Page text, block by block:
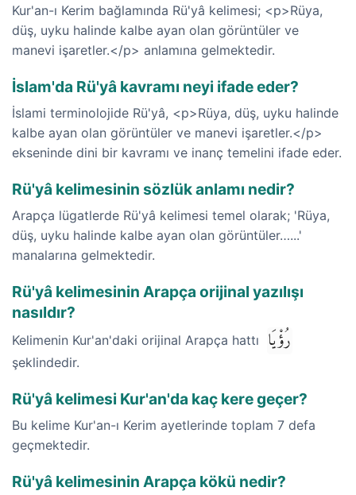
Kur'an-ı Kerim bağlamında Rü'yâ kelimesi; <p>Rüya,
düş, uyku halinde kalbe ayan olan görüntüler ve
manevi işaretler.</p> anlamına gelmektedir.
İslam'da Rü'yâ kavramı neyi ifade eder?
İslami terminolojide Rü'yâ, <p>Rüya, düş, uyku halinde
kalbe ayan olan görüntüler ve manevi işaretler.</p>
ekseninde dini bir kavramı ve inanç temelini ifade eder.
Rü'yâ kelimesinin sözlük anlamı nedir?
Arapça lügatlerde Rü'yâ kelimesi temel olarak; 'Rüya,
düş, uyku halinde kalbe ayan olan görüntüler…...'
manalarına gelmektedir.
Rü'yâ kelimesinin Arapça orijinal yazılışı
nasıldır?
Kelimenin Kur'an'daki orijinal Arapça hattı رُؤْيَا
şeklindedir.
Rü'yâ kelimesi Kur'an'da kaç kere geçer?
Bu kelime Kur'an-ı Kerim ayetlerinde toplam 7 defa
geçmektedir.
Rü'yâ kelimesinin Arapça kökü nedir?